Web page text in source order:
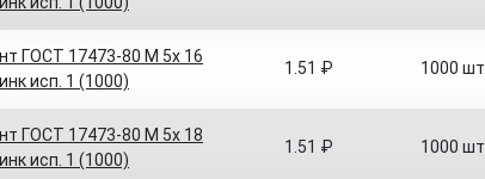
ГОСТ 17473-80 M 5x 16
исп. 1 (1000)
1.51 ₽ 1000 шт.
ГОСТ 17473-80 M 5x 18
исп. 1 (1000)
1.51 ₽ 1000 шт.